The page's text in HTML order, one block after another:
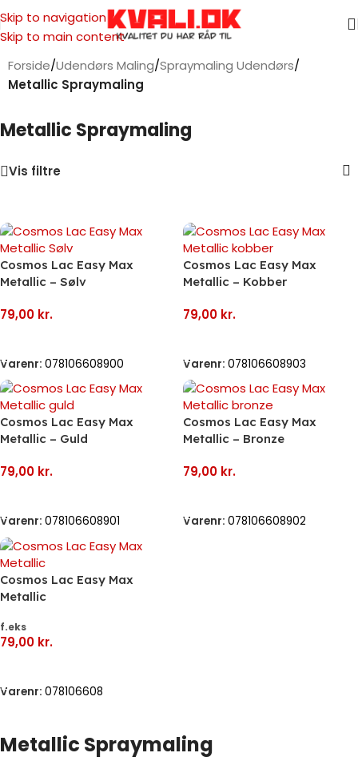
Skip to navigation
Skip to main content
Forside/Udendørs Maling/Spraymaling Udendørs/
Metallic Spraymaling
Metallic Spraymaling
Vis filtre
Cosmos Lac Easy Max
Metallic – Sølv
79,00 kr.
Varenr: 078106608900
Cosmos Lac Easy Max
Metallic – Kobber
79,00 kr.
Varenr: 078106608903
Cosmos Lac Easy Max
Metallic – Guld
79,00 kr.
Varenr: 078106608901
Cosmos Lac Easy Max
Metallic – Bronze
79,00 kr.
Varenr: 078106608902
Cosmos Lac Easy Max
Metallic
f.eks
79,00 kr.
Varenr: 078106608
Metallic Spraymaling